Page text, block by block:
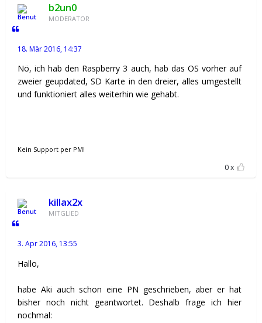
b2un0
MODERATOR
18. Mär 2016, 14:37
Nö, ich hab den Raspberry 3 auch, hab das OS vorher auf
zweier geupdated, SD Karte in den dreier, alles umgestellt
und funktioniert alles weiterhin wie gehabt.
Kein Support per PM!
0
killax2x
MITGLIED
3. Apr 2016, 13:55
Hallo,
habe Aki auch schon eine PN geschrieben, aber er hat
bisher noch nicht geantwortet. Deshalb frage ich hier
nochmal: